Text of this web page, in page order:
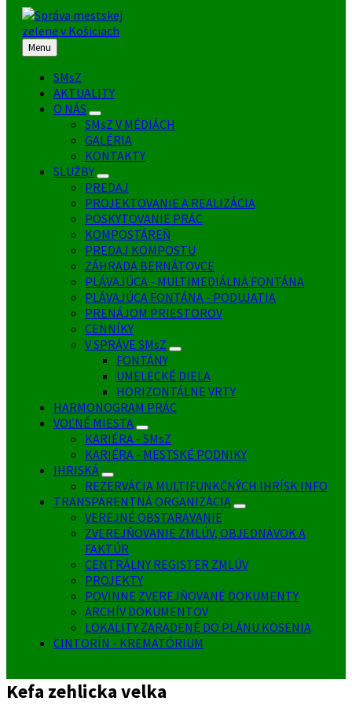
Menu
SMsZ
AKTUALITY
O NÁS
SMsZ V MÉDIÁCH
GALÉRIA
KONTAKTY
SLUŽBY
PREDAJ
PROJEKTOVANIE A REALIZÁCIA
POSKYTOVANIE PRÁC
KOMPOSTÁREŇ
PREDAJ KOMPOSTU
ZÁHRADA BERNÁTOVCE
PLÁVAJÚCA - MULTIMEDIÁLNA FONTÁNA
PLÁVAJÚCA FONTÁNA - PODUJATIA
PRENÁJOM PRIESTOROV
CENNÍKY
V SPRÁVE SMsZ
FONTÁNY
UMELECKÉ DIELA
HORIZONTÁLNE VRTY
HARMONOGRAM PRÁC
VOĽNÉ MIESTA
KARIÉRA - SMsZ
KARIÉRA - MESTSKÉ PODNIKY
IHRISKÁ
REZERVÁCIA MULTIFUNKČNÝCH IHRÍSK INFO
TRANSPARENTNÁ ORGANIZÁCIA
VEREJNÉ OBSTARÁVANIE
ZVEREJŇOVANIE ZMLÚV, OBJEDNÁVOK A
FAKTÚR
CENTRÁLNY REGISTER ZMLÚV
PROJEKTY
POVINNE ZVEREJŇOVANÉ DOKUMENTY
ARCHÍV DOKUMENTOV
LOKALITY ZARADENÉ DO PLÁNU KOSENIA
CINTORÍN - KREMATÓRIUM
Kefa zehlicka velka